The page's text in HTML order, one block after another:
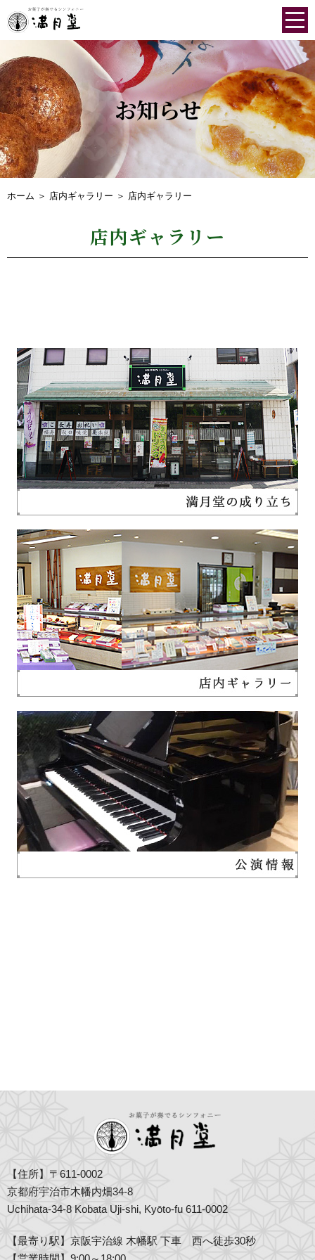
お知らせ
ホーム ＞ 店内ギャラリー ＞ 店内ギャラリー
店内ギャラリー
【住所】〒611-0002
京都府宇治市木幡内畑34-8
Uchihata-34-8 Kobata Uji-shi, Kyōto-fu 611-0002
【最寄り駅】京阪宇治線 木幡駅 下車 西へ徒歩30秒